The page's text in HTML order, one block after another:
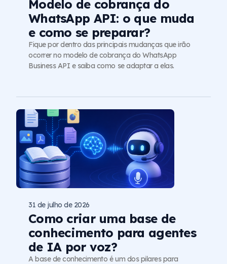
Modelo de cobrança do
WhatsApp API: o que muda
e como se preparar?
Fique por dentro das principais mudanças que irão
ocorrer no modelo de cobrança do WhatsApp
Business API e saiba como se adaptar a elas.
Como criar uma base de
conhecimento para agentes
de IA por voz?
31 de julho de 2026
A base de conhecimento é um dos pilares para